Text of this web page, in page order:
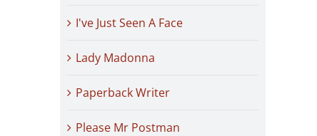
I've Just Seen A Face
Lady Madonna
Paperback Writer
Please Mr Postman